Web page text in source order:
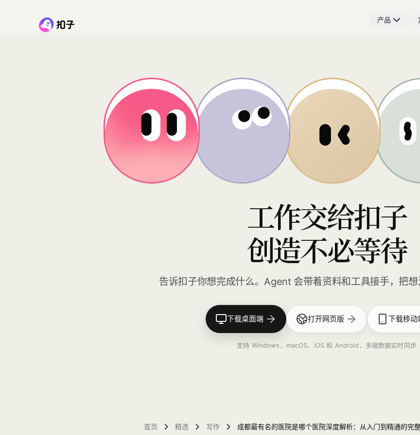
产品
工作交给扣子
创造不必等待
告诉扣子你想完成什么。Agent 会带着资料和工具接手，把想
下载桌面端 打开网页版 下载移动
支持 Windows、macOS、iOS 和 Android，多端数据实时同步
首页 精选 写作 成都最有名的医院是哪个医院深度解析：从入门到精通的完